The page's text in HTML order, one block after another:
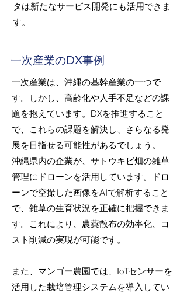
タは新たなサービス開発にも活用できま
す。
一次産業のDX事例
一次産業は、沖縄の基幹産業の一つで
す。しかし、高齢化や人手不足などの課
題を抱えています。DXを推進すること
で、これらの課題を解決し、さらなる発
展を目指せる可能性があるでしょう。
沖縄県内の企業が、サトウキビ畑の雑草
管理にドローンを活用しています。ドロ
ーンで空撮した画像をAIで解析すること
で、雑草の生育状況を正確に把握できま
す。これにより、農薬散布の効率化、コ
スト削減の実現が可能です。
また、マンゴー農園では、IoTセンサーを
活用した栽培管理システムを導入してい